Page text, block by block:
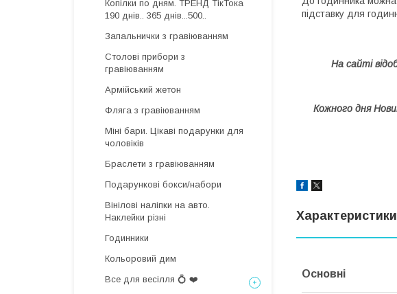
підставку для
На сайті
Кожного дня
Характеристики
Основні
Копілки по дням. ТРЕНД ТікТока
190 днів.. 365 днів...500..
Запальнички з гравіюванням
Столові прибори з
гравіюванням
Армійський жетон
Фляга з гравіюванням
Міні бари. Цікаві подарунки для
чоловіків
Браслети з гравіюванням
Подарункові бокси/набори
Вінілові наліпки на авто.
Наклейки різні
Годинники
Кольоровий дим
Все для весілля 💍 ❤️